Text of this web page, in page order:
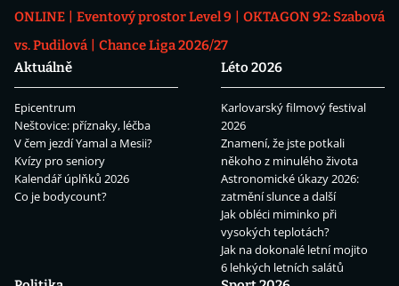
ONLINE
Eventový prostor Level 9
OKTAGON 92: Szabová
vs. Pudilová
Chance Liga 2026/27
Aktuálně
Epicentrum
Neštovice: příznaky, léčba
V čem jezdí Yamal a Mesii?
Kvízy pro seniory
Kalendář úplňků 2026
Co je bodycount?
Léto 2026
Karlovarský filmový festival
2026
Znamení, že jste potkali
někoho z minulého života
Astronomické úkazy 2026:
zatmění slunce a další
Jak obléci miminko při
vysokých teplotách?
Jak na dokonalé letní mojito
6 lehkých letních salátů